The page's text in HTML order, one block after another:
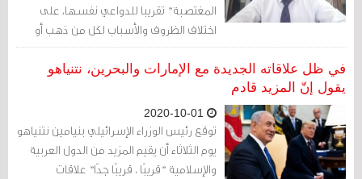
المغتصبة" تقريبا للدواعي نفسها، على
اختلاف الظروف والأسباب لكل من ذهب أو
سيذهب بإحدى هاتين الرحلتين، فالقبيلة
العربية الأولى ذهبت في رحلة الصيف نحو
طلبا للأمن "المفقود"، أما القبيلة الثانية
والتي تزمع على القيام برحلة الشتاء، فتذهب
طلبا للرزق وتحقيق الأمن الغذائي
في ظل علاقاته الجديدة مع الإمارات والبحرين، نتنياهو
يقول إنّ المزيد قادم
توقع رئيس الوزراء الإسرائيلي بنيامين نتنياهو
يوم الثلاثاء أن يقيم المزيد من الدول العربية
والإسلامية "قريبًا ، قريبًا جدًا" علاقات